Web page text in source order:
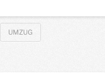
UMZUG